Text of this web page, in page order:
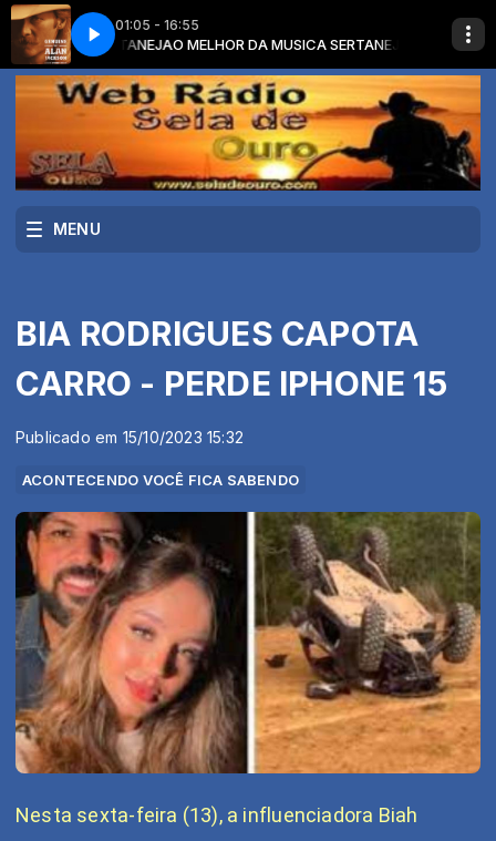
01:05 - 16:55
SERTANEJAO MELHOR DA MUSICA SERTANEJA com O MELHOR DA
ALAN JACKSON - I'LL TRY
MENU
BIA RODRIGUES CAPOTA
CARRO - PERDE IPHONE 15
Publicado em 15/10/2023 15:32
ACONTECENDO VOCÊ FICA SABENDO
Nesta sexta-feira (13), a influenciadora Biah